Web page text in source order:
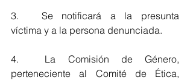
3.	Se notificará a la presunta
víctima y a la persona denunciada.
4.	La Comisión de Género,
perteneciente al Comité de Ética,